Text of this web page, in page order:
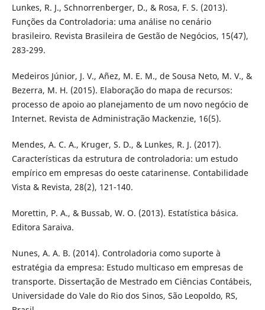
Lunkes, R. J., Schnorrenberger, D., & Rosa, F. S. (2013).
Funções da Controladoria: uma análise no cenário
brasileiro. Revista Brasileira de Gestão de Negócios, 15(47),
283-299.
Medeiros Júnior, J. V., Añez, M. E. M., de Sousa Neto, M. V., &
Bezerra, M. H. (2015). Elaboração do mapa de recursos:
processo de apoio ao planejamento de um novo negócio de
Internet. Revista de Administração Mackenzie, 16(5).
Mendes, A. C. A., Kruger, S. D., & Lunkes, R. J. (2017).
Características da estrutura de controladoria: um estudo
empírico em empresas do oeste catarinense. Contabilidade
Vista & Revista, 28(2), 121-140.
Morettin, P. A., & Bussab, W. O. (2013). Estatística básica.
Editora Saraiva.
Nunes, A. A. B. (2014). Controladoria como suporte à
estratégia da empresa: Estudo multicaso em empresas de
transporte. Dissertação de Mestrado em Ciências Contábeis,
Universidade do Vale do Rio dos Sinos, São Leopoldo, RS,